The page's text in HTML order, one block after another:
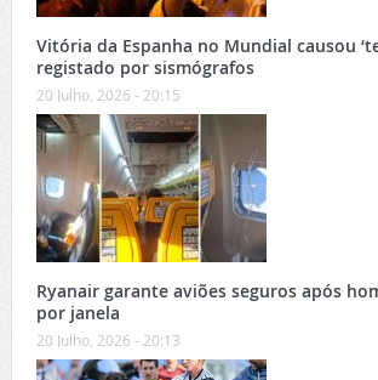
Vitória da Espanha no Mundial causou
registado por sismógrafos
20 Julho, 2026 - 20:15
Ryanair garante aviões seguros após
por janela
20 Julho, 2026 - 20:13